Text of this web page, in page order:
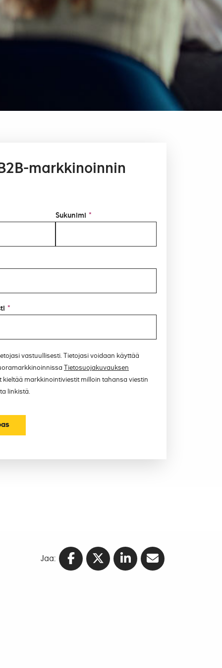
markkinoinnin
*
Sukunimi
*
vastuullisesti. Tietojasi voidaan käyttää
Tietosuojakuvauksen
kieltää markkinointiviestit milloin tahansa viestin
linkistä.
Jaa: